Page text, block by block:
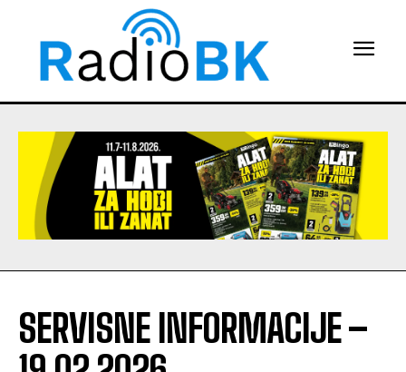
SERVISNE INFORMACIJE –